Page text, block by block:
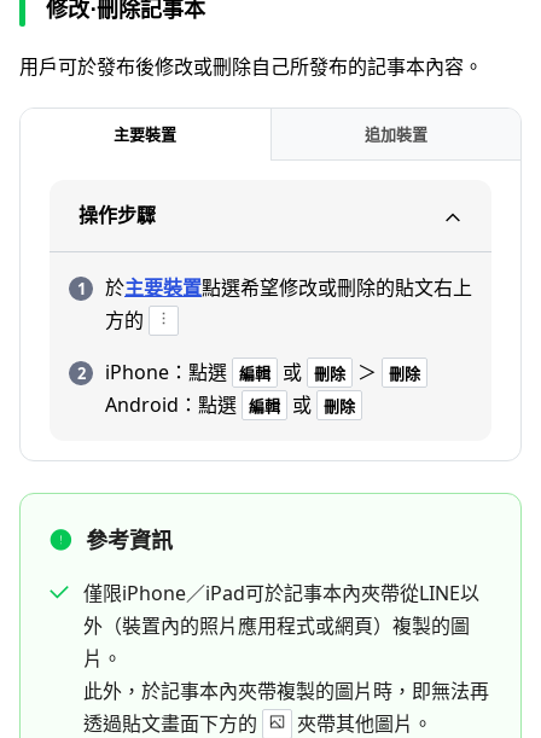
修改⋅刪除記事本
用戶可於發布後修改或刪除自己所發布的記事本內容。
主要裝置 追加裝置
操作步驟
於主要裝置點選希望修改或刪除的貼文右上
方的
iPhone：點選 編輯 或 刪除 ＞ 刪除
Android：點選 編輯 或 刪除
參考資訊
僅限iPhone／iPad可於記事本內夾帶從LINE以
外（裝置內的照片應用程式或網頁）複製的圖
片。
此外，於記事本內夾帶複製的圖片時，即無法再
透過貼文畫面下方的
夾帶其他圖片。